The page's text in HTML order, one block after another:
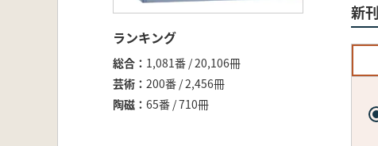
ランキング
総合
1,081番 / 20,106冊
芸術
200番 / 2,456冊
陶磁
65番 / 710冊
新